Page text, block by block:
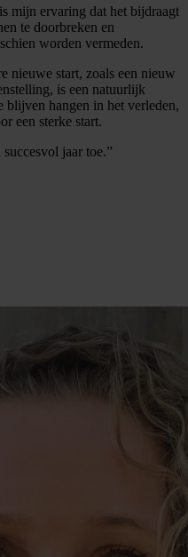
mijn ervaring dat het bijdraagt
te doorbreken en
worden vermeden.
nieuwe start, zoals een nieuw
is een natuurlijk
blijven hangen in het verleden,
een sterke start.
jaar toe.”